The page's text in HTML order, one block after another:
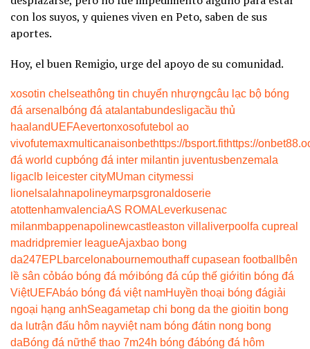
con los suyos, y quienes viven en Peto, saben de sus
aportes.
Hoy, el buen Remigio, urge del apoyo de su comunidad.
xosotin chelseathông tin chuyển nhượngcâu lạc bộ bóng
đá arsenal bóng đá atalantabundesligacầu thủ
haalandUEFAevertonxosofutebol ao
vivofutemaxmulticanaisonbethttps://bsport.fithttps://
đá world cupbóng đá inter milantin juventusbenzema la
ligaclb leicester cityMUman citymessi
lionel salahnapolineymarpsgronaldoserie
atottenhamvalenciaAS ROMA Leverkusenac
milanmbappenapolinewcastleaston villa liverpool fa cupreal
madridpremier leagueAjaxbao bong
da247EPLbarcelonabournemouthaff cupasean football
bên
lề sân cỏbáo bóng đá mớibóng đá cúp thế giớitin bóng đá
ViệtUEFAbáo bóng đá việt namHuyền thoại bóng đágiải
ngoại hạng anhSeagametap chi bong da the gioitin bong
da lutrận đấu hôm nayviệt nam bóng đátin nong bong
daBóng đá nữthể thao 7m24h bóng đábóng đá hôm